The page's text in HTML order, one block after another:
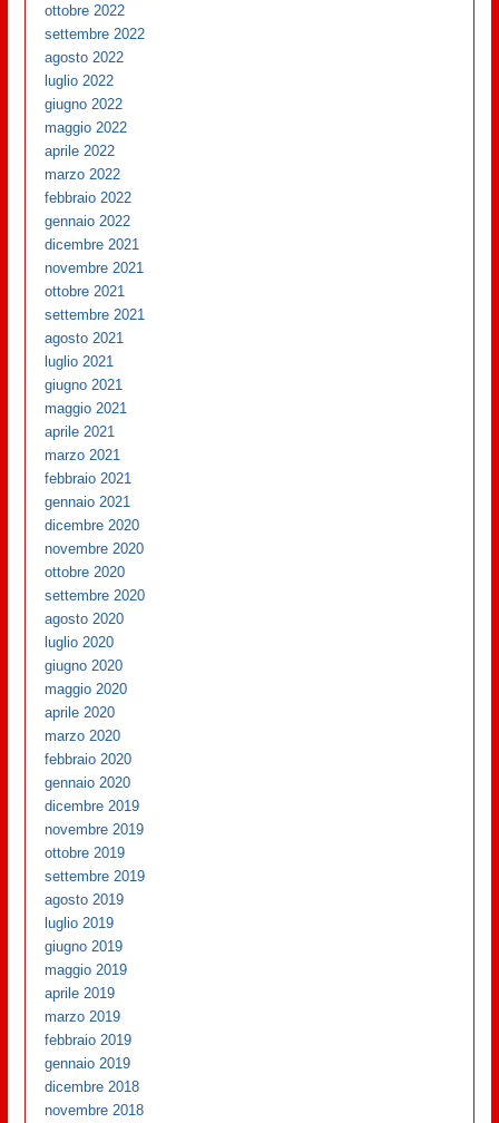
ottobre 2022
settembre 2022
agosto 2022
luglio 2022
giugno 2022
maggio 2022
aprile 2022
marzo 2022
febbraio 2022
gennaio 2022
dicembre 2021
novembre 2021
ottobre 2021
settembre 2021
agosto 2021
luglio 2021
giugno 2021
maggio 2021
aprile 2021
marzo 2021
febbraio 2021
gennaio 2021
dicembre 2020
novembre 2020
ottobre 2020
settembre 2020
agosto 2020
luglio 2020
giugno 2020
maggio 2020
aprile 2020
marzo 2020
febbraio 2020
gennaio 2020
dicembre 2019
novembre 2019
ottobre 2019
settembre 2019
agosto 2019
luglio 2019
giugno 2019
maggio 2019
aprile 2019
marzo 2019
febbraio 2019
gennaio 2019
dicembre 2018
novembre 2018